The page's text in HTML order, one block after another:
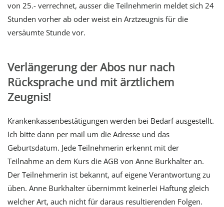
von 25.- verrechnet, ausser die Teilnehmerin meldet sich 24
Stunden vorher ab oder weist ein Arztzeugnis für die
versäumte Stunde vor.
Verlängerung der Abos nur nach
Rücksprache und mit ärztlichem
Zeugnis!
Krankenkassenbestätigungen werden bei Bedarf ausgestellt.
Ich bitte dann per mail um die Adresse und das
Geburtsdatum. Jede Teilnehmerin erkennt mit der
Teilnahme an dem Kurs die AGB von Anne Burkhalter an.
Der Teilnehmerin ist bekannt, auf eigene Verantwortung zu
üben. Anne Burkhalter übernimmt keinerlei Haftung gleich
welcher Art, auch nicht für daraus resultierenden Folgen.